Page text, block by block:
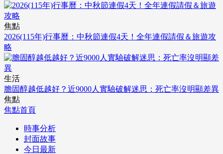
焦點
2026(115年)行事曆：中秋節連假4天！全年連假請假＆旅遊攻
略
生活
膽固醇越低越好？近9000人實驗破解迷思：死亡率沒明顯差異
焦點
焦點首頁
時事分析
封面故事
今日最新